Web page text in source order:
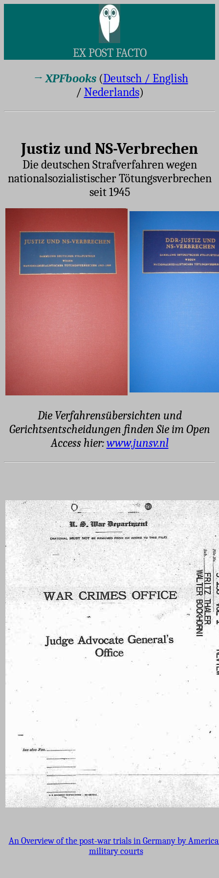
EX POST FACTO
→ XPFbooks (Deutsch / English
/ Nederlands)
Justiz und NS-Verbrechen
Die deutschen Strafverfahren wegen
nationalsozialistischer Tötungsverbrechen
seit 1945
Die Verfahrensübersichten und
Gerichtsentscheidungen finden Sie im Open
Access hier:www.junsv.nl
An Overview of the post-war trials in Germany by
military courts